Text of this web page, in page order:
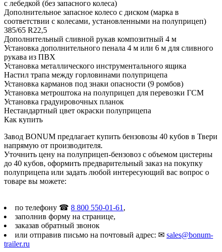
с лебедкой (без запасного колеса)
Дополнительное запасное колесо с диском (марка в
соответствии с колесами, установленными на полуприцеп)
385/65 R22,5
Дополнительный сливной рукав композитный 4 м
Установка дополнительного пенала 4 м или 6 м для сливного
рукава из ПВХ
Установка металлического инструментального ящика
Настил трапа между горловинами полуприцепа
Установка карманов под знаки опасности (9 ромбов)
Установка метроштока на полуприцеп для перевозки ГСМ
Установка градуировочных планок
Нестандартный цвет окраски полуприцепа
Как купить
Завод BONUM предлагает купить бензовозы 40 кубов в Твери
напрямую от производителя.
Уточнить цену на полуприцеп-бензовоз с объемом цистерны
до 40 кубов, оформить предварительный заказ на покупку
полуприцепа или задать любой интересующий вас вопрос о
товаре вы можете:
по телефону ☎ 8 800 550-01-61 ,
заполнив форму на странице,
заказав обратный звонок
или отправив письмо на почтовый адрес: ✉ sales@bonum-
trailer.ru